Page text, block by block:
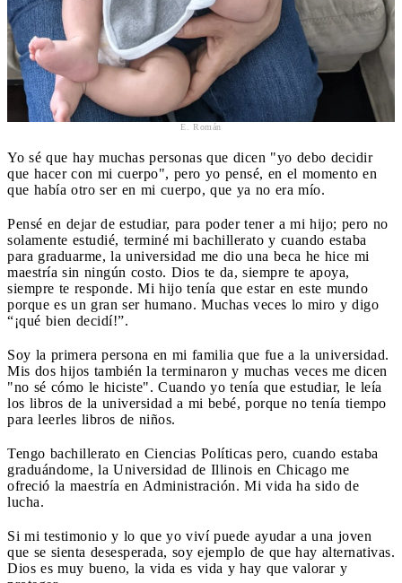
E. Román
Yo sé que hay muchas personas que dicen "yo debo decidir
que hacer con mi cuerpo", pero yo pensé, en el momento en
que había otro ser en mi cuerpo, que ya no era mío.
Pensé en dejar de estudiar, para poder tener a mi hijo; pero no
solamente estudié, terminé mi bachillerato y cuando estaba
para graduarme, la universidad me dio una beca he hice mi
maestría sin ningún costo. Dios te da, siempre te apoya,
siempre te responde. Mi hijo tenía que estar en este mundo
porque es un gran ser humano. Muchas veces lo miro y digo
“¡qué bien decidí!”.
Soy la primera persona en mi familia que fue a la universidad.
Mis dos hijos también la terminaron y muchas veces me dicen
"no sé cómo le hiciste". Cuando yo tenía que estudiar, le leía
los libros de la universidad a mi bebé, porque no tenía tiempo
para leerles libros de niños.
Tengo bachillerato en Ciencias Políticas pero, cuando estaba
graduándome, la Universidad de Illinois en Chicago me
ofreció la maestría en Administración. Mi vida ha sido de
lucha.
Si mi testimonio y lo que yo viví puede ayudar a una joven
que se sienta desesperada, soy ejemplo de que hay alternativas.
Dios es muy bueno, la vida es vida y hay que valorar y